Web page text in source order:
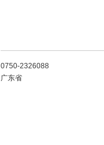
0750-2326088
广东省